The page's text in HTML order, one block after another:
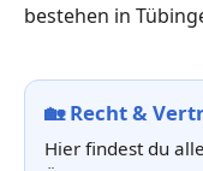
bestehen in
🏡Recht &
Hier findest du